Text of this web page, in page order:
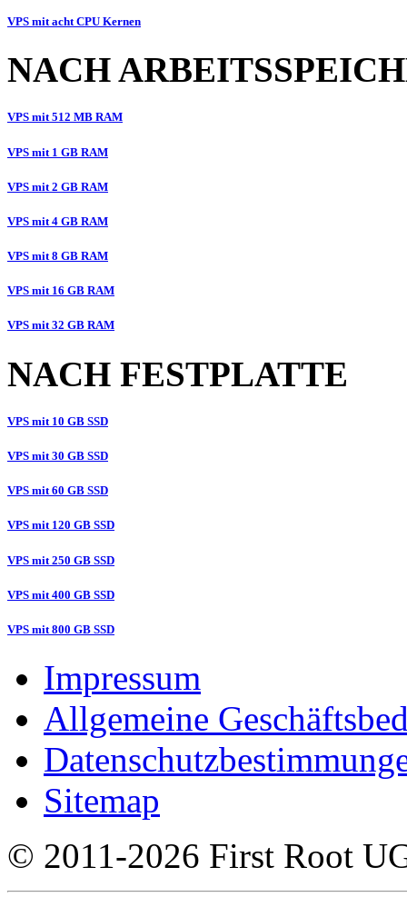
VPS mit acht CPU Kernen
NACH
VPS mit 512 MB RAM
VPS mit 1 GB RAM
VPS mit 2 GB RAM
VPS mit 4 GB RAM
VPS mit 8 GB RAM
VPS mit 16 GB RAM
VPS mit 32 GB RAM
NACH FESTPLATTE
VPS mit 10 GB SSD
VPS mit 30 GB SSD
VPS mit 60 GB SSD
VPS mit 120 GB SSD
VPS mit 250 GB SSD
VPS mit 400 GB SSD
VPS mit 800 GB SSD
Impressum
Allgemeine
Sitemap
© 2011-2026 First Root